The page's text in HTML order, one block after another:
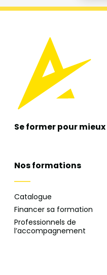
Se former pour mieux
Nos formations
Catalogue
Financer sa formation
Professionnels de
l’accompagnement